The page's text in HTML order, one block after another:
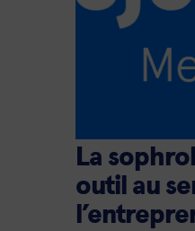
La
outil au